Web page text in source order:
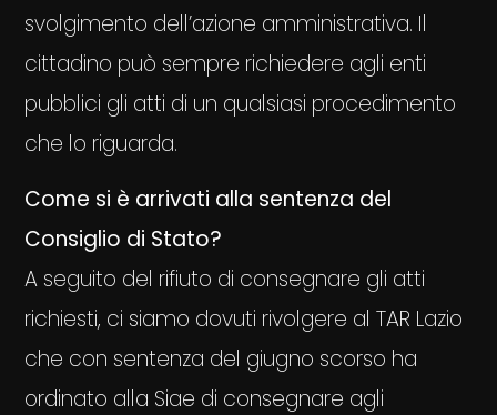
svolgimento dell’azione amministrativa. Il
cittadino può sempre richiedere agli enti
pubblici gli atti di un qualsiasi procedimento
che lo riguarda.
Come si è arrivati alla sentenza del
Consiglio di Stato?
A seguito del rifiuto di consegnare gli atti
richiesti, ci siamo dovuti rivolgere al TAR Lazio
che con sentenza del giugno scorso ha
ordinato alla Siae di consegnare agli